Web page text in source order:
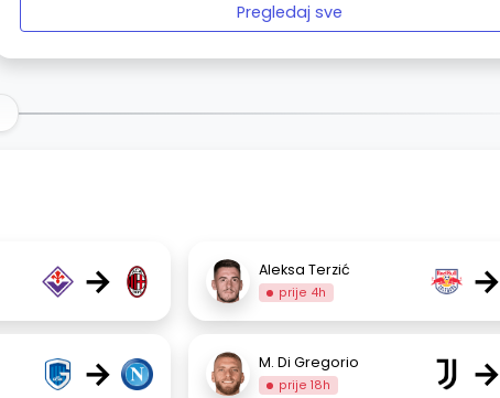
Pregledaj sve
→ Aleksa Terzić
prije 4h →
→ M. Di Gregorio
prije 18h →